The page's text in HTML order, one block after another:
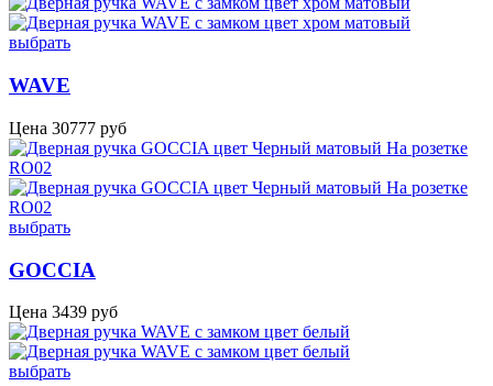
выбрать
WAVE
Цена 30777 руб
выбрать
GOCCIA
Цена 3439 руб
выбрать